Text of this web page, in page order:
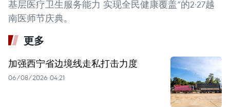
基层医疗卫生服务能力 实现全民健康覆盖”的2·27越
南医师节庆典。
更多
加强西宁省边境线走私打击力度
06/08/2026 04:21